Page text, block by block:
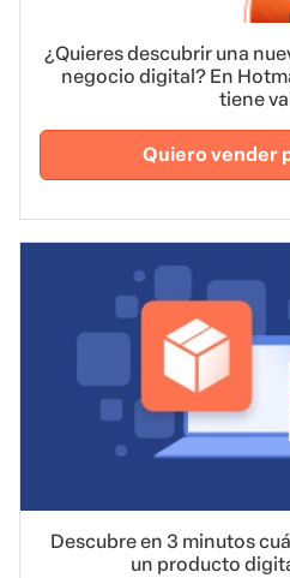
¿Quieres descubrir una
negocio digital? En
tiene
Quiero vender
Descubre en 3 minutos
un producto